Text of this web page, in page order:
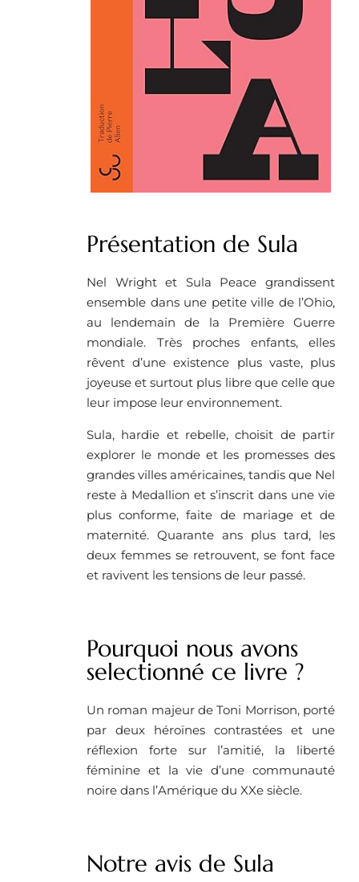
Présentation de Sula
Nel Wright et Sula Peace grandissent
ensemble dans une petite ville de l’Ohio,
au lendemain de la Première Guerre
mondiale. Très proches enfants, elles
rêvent d’une existence plus vaste, plus
joyeuse et surtout plus libre que celle que
leur impose leur environnement.
Sula, hardie et rebelle, choisit de partir
explorer le monde et les promesses des
grandes villes américaines, tandis que Nel
reste à Medallion et s’inscrit dans une vie
plus conforme, faite de mariage et de
maternité. Quarante ans plus tard, les
deux femmes se retrouvent, se font face
et ravivent les tensions de leur passé.
Pourquoi nous avons
selectionné ce livre ? ​
Un roman majeur de Toni Morrison, porté
par deux héroïnes contrastées et une
réflexion forte sur l’amitié, la liberté
féminine et la vie d’une communauté
noire dans l’Amérique du XXe siècle.
Notre avis de Sula